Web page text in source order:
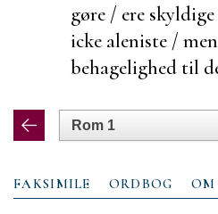
gøre / ere
icke aleniste /
behagelighed til
FAKSIMILE ORDBOG OM